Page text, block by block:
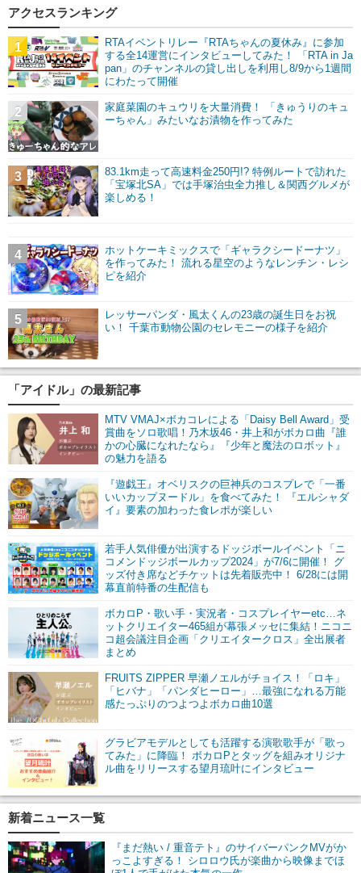
アクセスランキング
RTAイベントリレー『RTAちゃんの夏休み』に参加
する全14運営にインタビューしてみた！ 「RTA in Ja
pan」のチャンネルの貸し出しを利用し8/9から1週間
にわたって開催
1
家庭菜園のキュウリを大量消費！ 「きゅうりのキュ
ーちゃん」みたいなお漬物を作ってみた
2
83.1km走って高速料金250円!? 特例ルートで訪れた
「宝塚北SA」では手塚治虫全力推し＆関西グルメが
楽しめる！
3
ホットケーキミックスで「ギャラクシードーナツ」
を作ってみた！ 流れる星空のようなレンチン・レシ
ピを紹介
4
レッサーパンダ・風太くんの23歳の誕生日をお祝
い！ 千葉市動物公園のセレモニーの様子を紹介
5
「アイドル」の最新記事
MTV VMAJ×ボカコレによる「Daisy Bell Award」受
賞曲をソロ歌唱！乃木坂46・井上和がボカロ曲『誰
かの心臓になれたなら』『少年と魔法のロボット』
の魅力を語る
『遊戯王』オベリスクの巨神兵のコスプレで「一番
いいカップヌードル」を食べてみた！ 『エルシャダ
イ』要素の加わった食レポが楽しい
若手人気俳優が出演するドッジボールイベント「ニ
コメンドッジボールカップ2024」が7/6に開催！ グ
ッズ付き席などチケットは先着販売中！ 6/28には開
幕直前特番の生配信も
ボカロP・歌い手・実況者・コスプレイヤーetc…ネ
ットクリエイター465組が幕張メッセに集結！ニコニ
コ超会議注目企画「クリエイタークロス」全出展者
まとめ
FRUITS ZIPPER 早瀬ノエルがチョイス！「ロキ」
「ヒバナ」「パンダヒーロー」…最強になれる万能
感たっぷりのつよつよボカロ曲10選
グラビアモデルとしても活躍する演歌歌手が「歌っ
てみた」に降臨！ ボカロPとタッグを組みオリジナ
ル曲をリリースする望月琉叶にインタビュー
新着ニュース一覧
『まだ熱い / 重音テト』のサイバーパンクMVがか
っこよすぎる！ シロロウ氏が楽曲から映像までほ